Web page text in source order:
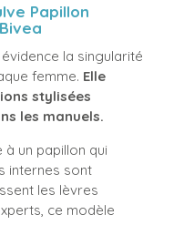
Papillon
la singularité
femme. Elle
stylisées
les manuels.
à un papillon qui
internes sont
les lèvres
ce modèle